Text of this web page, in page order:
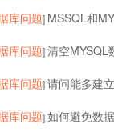
库问题] MSSQL和
库问题]清空MYSQL
库问题]请问能多建
库问题]如何避免数